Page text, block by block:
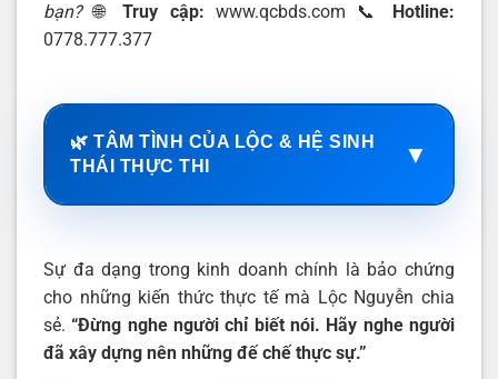
bạn?🌐Truy cập: www.qcbds.com 📞 Hotline:
0778.777.377
🌿 TÂM TÌNH CỦA LỘC & HỆ SINH
THÁI THỰC THI
▼
Sự đa dạng trong kinh doanh chính là bảo chứng
cho những kiến thức thực tế mà Lộc Nguyễn chia
sẻ.“Đừng nghe người chỉ biết nói. Hãy nghe người
đã xây dựng nên những đế chế thực sự.”